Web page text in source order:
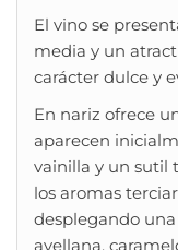
El vino se
media y un
carácter dulce y
En nariz ofrece
aparecen
vainilla y un sutil
los aromas
desplegando
avellana,